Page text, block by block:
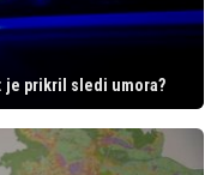
prikril sledi umora?